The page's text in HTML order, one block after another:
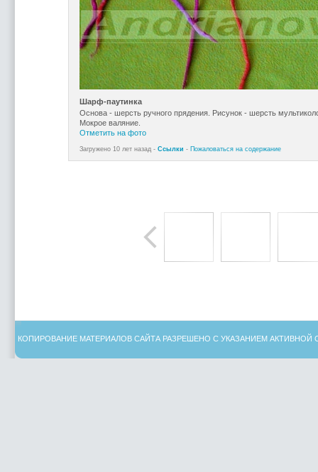
Шарф-паутинка
Основа - шерсть ручного прядения. Рисунок - шерсть
Мокрое валяние.
Отметить на фото
Загружено 10 лет назад - Ссылки - Пожаловаться на содержание
КОПИРОВАНИЕ МАТЕРИАЛОВ САЙТА РАЗРЕШЕНО С УКАЗАНИЕМ АКТИВНОЙ